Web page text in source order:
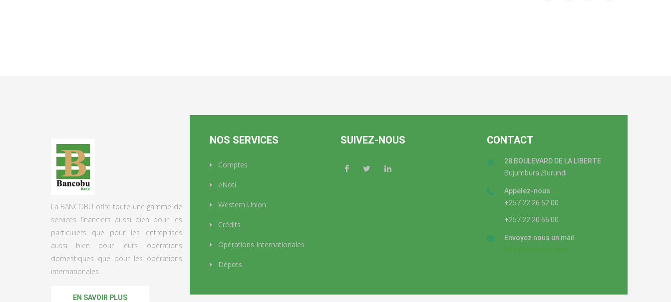
La BANCOBU offre toute une gamme de
services financiers aussi bien pour les
particuliers que pour les entreprises
aussi bien pour leurs opérations
domestiques que pour les opérations
internationales.
EN SAVOIR PLUS
NOS SERVICES
Comptes
eNoti
Western Union
Crédits
Opérations Internationales
Dépots
SUIVEZ-NOUS CONTACT
28 BOULEVARD DE LA LIBERTE
Bujumbura ,Burundi
Appelez-nous
+257 22 26 52 00
+257 22 20 65 00
Envoyez nous un mail